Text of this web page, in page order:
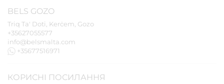
BELS GOZO
Triq Ta' Doti, Kerċem, Gozo
+35627055577
info@belsmalta.com
+35677516971
КОРИСНІ ПОСИЛАННЯ